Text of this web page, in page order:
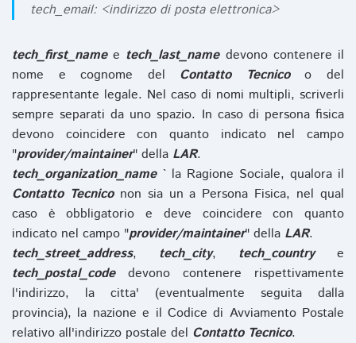
tech_email: <indirizzo di posta elettronica>
tech_first_namee tech_last_namedevono contenere il
nome e cognome del Contatto Tecnicoo del
rappresentante legale. Nel caso di nomi multipli, scriverli
sempre separati da uno spazio. In caso di persona fisica
devono coincidere con quanto indicato nel campo
"provider/maintainer" della LAR.
tech_organization_name` la Ragione Sociale, qualora il
Contatto Tecniconon sia un a Persona Fisica, nel qual
caso è obbligatorio e deve coincidere con quanto
indicato nel campo "provider/maintainer" della LAR.
tech_street_address, tech_city, tech_countrye
tech_postal_codedevono contenere rispettivamente
l'indirizzo, la citta' (eventualmente seguita dalla
provincia), la nazione e il Codice di Avviamento Postale
relativo all'indirizzo postale del Contatto Tecnico.